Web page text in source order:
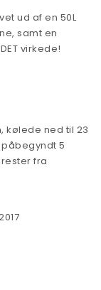
ud af en 50L
samt en
virkede!
kølede ned til 23
5
fra